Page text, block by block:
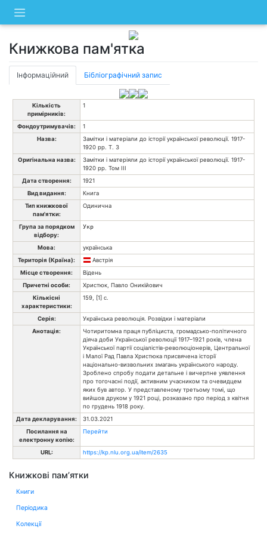
content
Книжкова пам'ятка
Інформаційний Бібліографічний запис
Кількість
примірників:
1
Фондоутримувачів:
1
Назва:
Замітки і матеріали до історії української революції. 1917-
1920 рр. Т. 3
Оригінальна назва:
Замітки і матеріяли до історії української революції. 1917-
1920 рр. Том III
Дата створення:
1921
Вид видання:
Книга
Тип книжкової
пам'ятки:
Одинична
Група за порядком
відбору:
Укр
Мова:
українська
Територія (Країна):
Австрія
Місце створення:
Відень
Причетні особи:
Христюк, Павло Оникійович
Кількісні
характеристики:
159, [1] с.
Серія:
Українська революція. Розвідки і матеріали
Анотація:
Чотиритомна праця публіциста, громадсько-політичного
діяча доби Української революції 1917–1921 років, члена
Української партії соціалістів-революціонерів, Центральної
і Малої Рад Павла Христюка присвячена історії
національно-визвольних змагань українського народу.
Зроблено спробу подати детальне і вичерпне уявлення
про тогочасні події, активним учасником та очевидцем
яких був автор. У представленому третьому томі, що
вийшов друком у 1921 році, розказано про період з квітня
по грудень 1918 року.
Дата декларування:
31.03.2021
Посилання на
електронну копію:
Перейти
URL: https://kp.nlu.org.ua/item/2635
Книжкові пам’ятки
Книги
Періодика
Колекції